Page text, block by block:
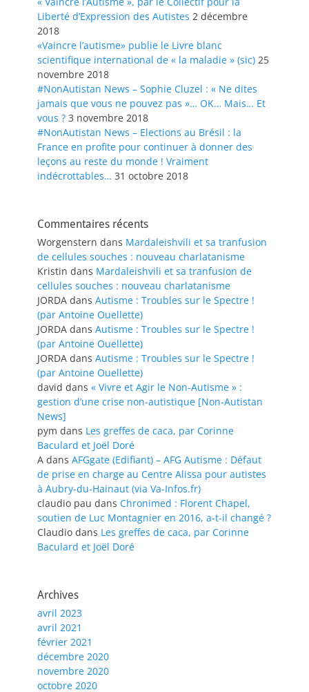
Liberté d’Expression des Autistes 2 décembre
2018
«Vaincre l’autisme» publie le Livre blanc
scientifique international de « la maladie » (sic) 25
novembre 2018
#NonAutistan News – Sophie Cluzel : « Ne dites
jamais que vous ne pouvez pas »… OK… Mais… Et
vous ? 3 novembre 2018
#NonAutistan News – Elections au Brésil : la
France en profite pour continuer à donner des
leçons au reste du monde ! Vraiment
indécrottables… 31 octobre 2018
Commentaires récents
Worgenstern dans Mardaleishvili et sa tranfusion
de cellules souches : nouveau charlatanisme
Kristin dans Mardaleishvili et sa tranfusion de
cellules souches : nouveau charlatanisme
JORDA dans Autisme : Troubles sur le Spectre !
(par Antoine Ouellette)
JORDA dans Autisme : Troubles sur le Spectre !
(par Antoine Ouellette)
JORDA dans Autisme : Troubles sur le Spectre !
(par Antoine Ouellette)
david dans « Vivre et Agir le Non-Autisme » :
gestion d’une crise non-autistique [Non-Autistan
News]
pym dans Les greffes de caca, par Corinne
Baculard et Joël Doré
A dans AFGgate (Edifiant) – AFG Autisme : Défaut
de prise en charge au Centre Alissa pour autistes
à Aubry-du-Hainaut (via Va-Infos.fr)
claudio pau dans Chronimed : Florent Chapel,
soutien de Luc Montagnier en 2016, a-t-il changé ?
Claudio dans Les greffes de caca, par Corinne
Baculard et Joël Doré
Archives
avril 2023
avril 2021
février 2021
décembre 2020
novembre 2020
octobre 2020